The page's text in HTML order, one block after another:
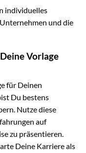
individuelles
und die
Vorlage
für Deinen
Du bestens
Nutze diese
auf
zu präsentieren.
Deine Karriere als